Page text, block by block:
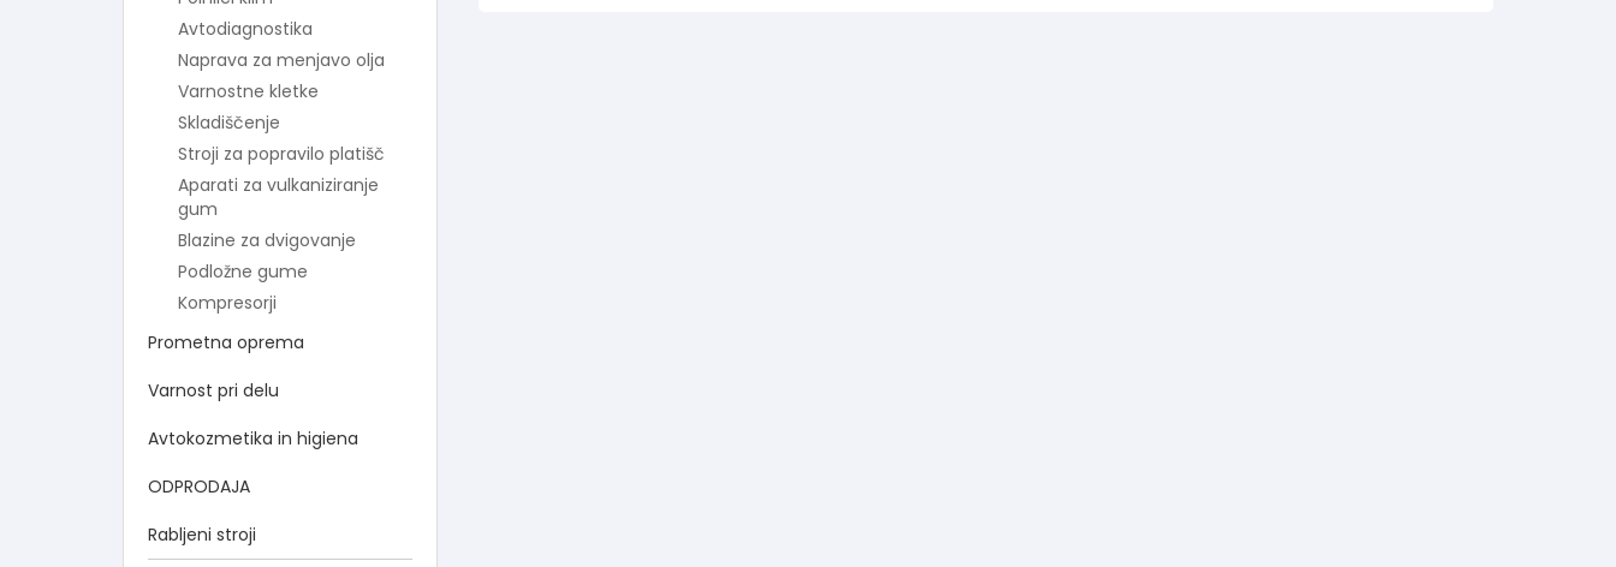
Avtodiagnostika
Naprava za menjavo olja
Varnostne kletke
Skladiščenje
Stroji za popravilo platišč
Aparati za vulkaniziranje
gum
Blazine za dvigovanje
Podložne gume
Kompresorji
Prometna oprema
Varnost pri delu
Avtokozmetika in higiena
ODPRODAJA
Rabljeni stroji